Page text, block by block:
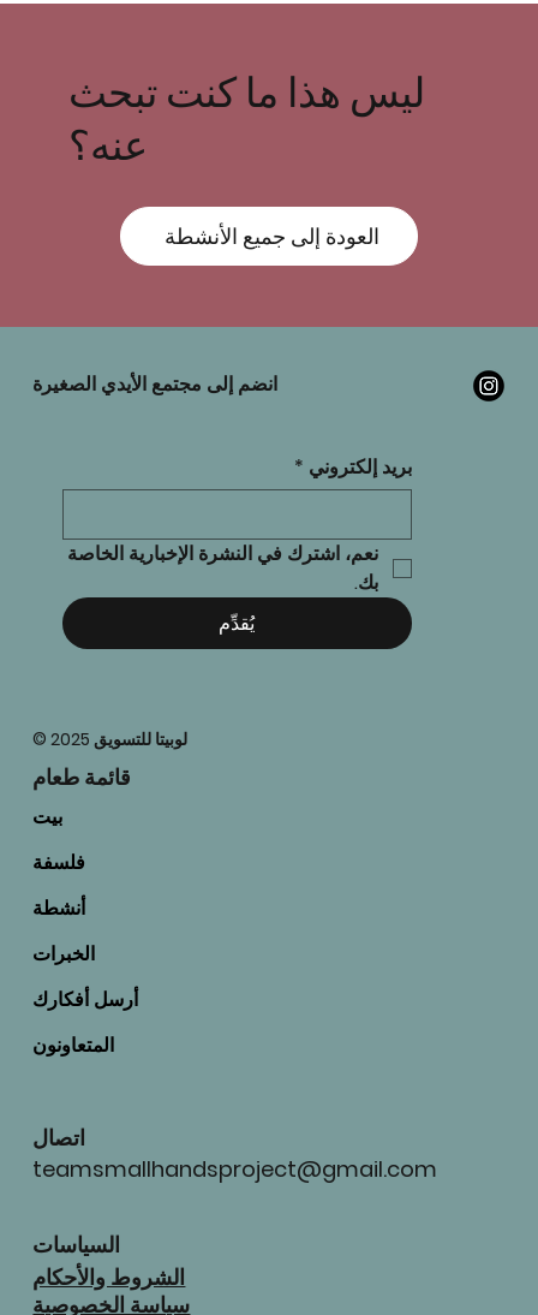
ليس هذا ما كنت تبحث
عنه؟
العودة إلى جميع الأنشطة
انضم إلى مجتمع الأيدي الصغيرة
بريد إلكتروني *
بك.
يُقدِّم
قائمة طعام
بيت
فلسفة
أنشطة
الخبرات
أرسل أفكارك
المتعاونون
اتصال
teamsmallhandsproject@gmail.com
السياسات
الشروط والأحكام
سياسة الخصوصية
© 2025 لوبيتا للتسويق